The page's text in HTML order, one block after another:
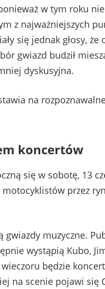
w tym roku
z najważniejszych
się jednak głosy,
gwiazd budził
dyskusyjna.
na
koncertów
się w sobotę, 13
przez
muzyczne.
wystąpią Kubo,
będzie
na scenie pojawi